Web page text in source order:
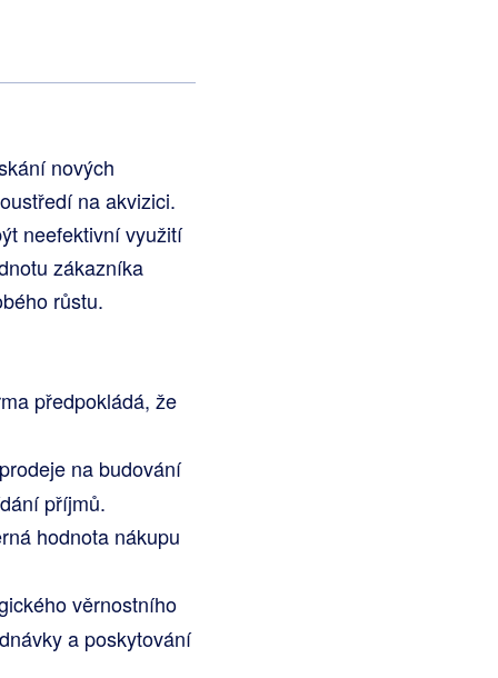
nových
na akvizici.
neefektivní využití
zákazníka
růstu.
předpokládá, že
na budování
příjmů.
hodnota nákupu
věrnostního
a poskytování